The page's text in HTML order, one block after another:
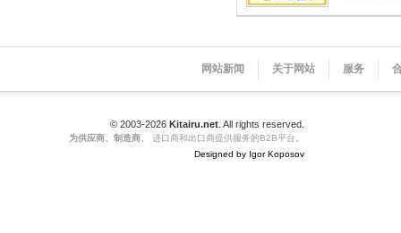
网站新闻 关于网站 服务
© 2003-2026 Kitairu.net . All rights reserved.
为供应商、制造商、
进口商和出口商提供服务的B2B平台。
Designed by Igor Koposov